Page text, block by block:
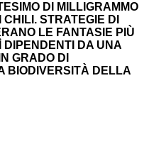
DI MILLIGRAMMO
STRATEGIE DI
LE FANTASIE PIÙ
DIPENDENTI DA UNA
GRADO DI
BIODIVERSITÀ DELLA